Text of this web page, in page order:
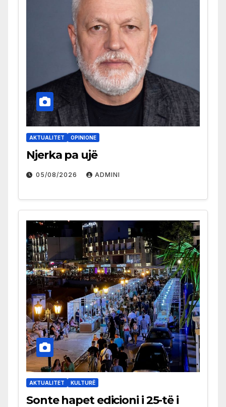
AKTUALITET OPINIONE
Njerka pa ujë
05/08/2026 ADMINI
AKTUALITET KULTURË
Sonte hapet edicioni i 25-të i